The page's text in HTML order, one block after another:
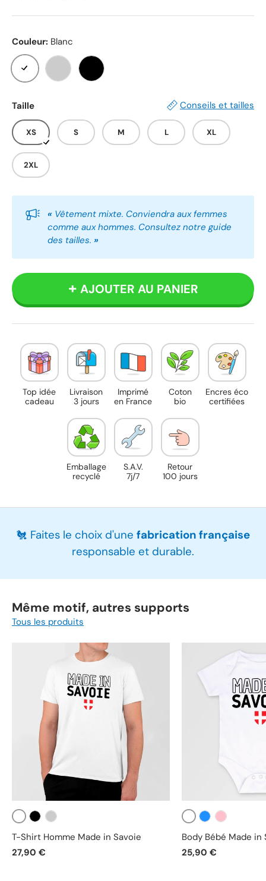
Taille Conseils et tailles
XS S M L XL
2XL
Couleur: Blanc
Blanc Gris Noir
« Vêtement mixte. Conviendra aux femmes
comme aux hommes. Consultez notre guide
des tailles. »
AJOUTER AU PANIER
Top idée
cadeau
Livraison
3 jours
Imprimé
en France
Coton
bio
Encres éco
certifiées
Emballage
recyclé
S.A.V.
7j/7
Retour
100 jours
🐔 Faites le choix d'une fabrication française
responsable et durable.
Même motif, autres supports
Tous les produits
Blanc
T-Shirt Homme Made in Savoie
27,90 €
Blanc
Body Bébé Made in
25,90 €